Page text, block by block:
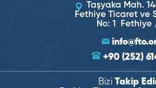
Taşyaka Mah.
Fethiye Ticaret ve
No: 1 Fethiye
+90 (252)
Bizi Takip